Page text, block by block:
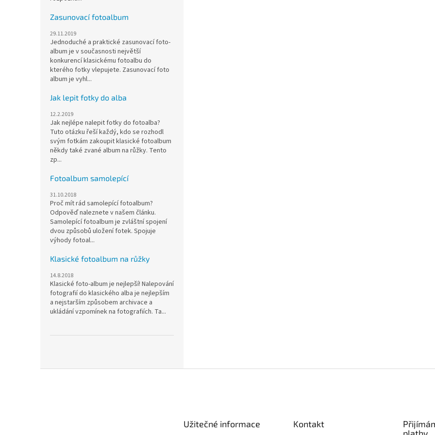
Zasunovací fotoalbum
29.11.2019
Jednoduché a praktické zasunovací foto-
album je v současnosti největší
konkurencí klasickému fotoalbu do
kterého fotky vlepujete. Zasunovací foto
album je vyhl...
Jak lepit fotky do alba
12.2.2019
Jak nejlépe nalepit fotky do fotoalba?
Tuto otázku řeší každý, kdo se rozhodl
svým fotkám zakoupit klasické fotoalbum
někdy také zvané album na růžky. Tento
zp...
Fotoalbum samolepící
31.10.2018
Proč mít rád samolepící fotoalbum?
Odpověď naleznete v našem článku.
Samolepící fotoalbum je zvláštní spojení
dvou způsobů uložení fotek. Spojuje
výhody fotoal...
Klasické fotoalbum na růžky
14.8.2018
Klasické foto-album je nejlepší! Nalepování
fotografií do klasického alba je nejlepším
a nejstarším způsobem archivace a
ukládání vzpomínek na fotografiích. Ta...
Užitečné informace Kontakt